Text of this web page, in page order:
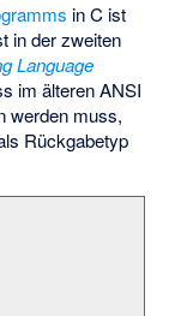
in C ist
in der zweiten
Language
im älteren ANSI
werden muss,
Rückgabetyp